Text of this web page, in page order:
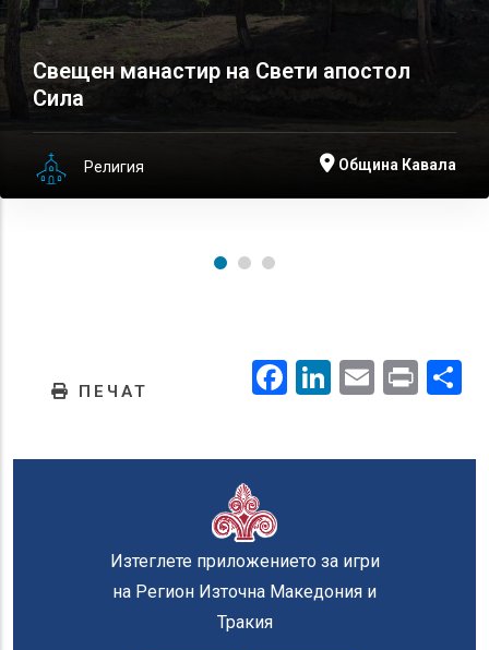
Свещен манастир на Свети апостол
Сила
Религия Община Кавала
ПЕЧАТ Facebook
LinkedIn
EmailPrint
Изтеглете приложението за игри
на Регион Източна Македония и
Тракия